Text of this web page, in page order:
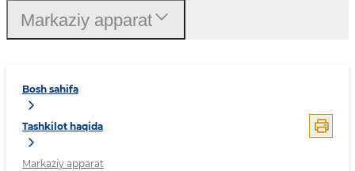
Bosh sahifa
Tashkilot haqida
Markaziy apparat
Markaziy apparat